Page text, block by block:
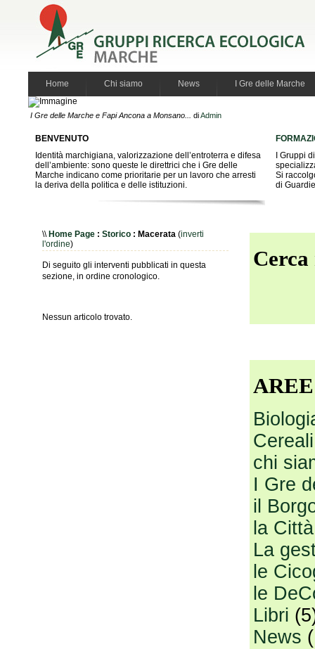
Home Chi siamo News I Gre delle Marche
I Gre delle Marche e Fapi Ancona a Monsano... diAdmin
BENVENUTO
Identità marchigiana, valorizzazione dell’entroterra e difesa
dell’ambiente: sono queste le direttrici che i Gre delle
Marche indicano come prioritarie per un lavoro che arresti
la deriva della politica e delle istituzioni.
I Gruppi
Si
di
\\ Home Page : Storico : Macerata (inverti
l'ordine)
Di seguito gli interventi pubblicati in questa
sezione, in ordine cronologico.
Nessun articolo trovato.
chi
I Gre
il
la
La
le
le
Libri
News